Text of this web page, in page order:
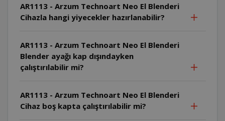
AR1113 - Arzum Technoart Neo El Blenderi
Cihazla hangi yiyecekler hazırlanabilir?
AR1113 - Arzum Technoart Neo El Blenderi
Blender ayağı kap dışındayken
çalıştırılabilir mi?
AR1113 - Arzum Technoart Neo El Blenderi
Cihaz boş kapta çalıştırılabilir mi?